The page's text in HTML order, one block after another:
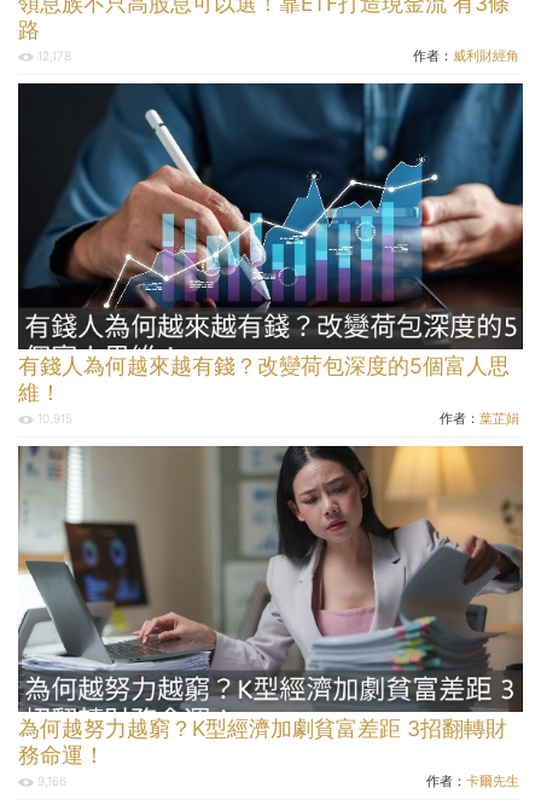
路
12,178 作者： 威利財經角
有錢人為何越來越有錢？改變荷包深度的5個富人思
維！
10,915 作者： 葉芷娟
為何越努力越窮？K型經濟加劇貧富差距 3招翻轉財
務命運！
9,166 作者： 卡爾先生